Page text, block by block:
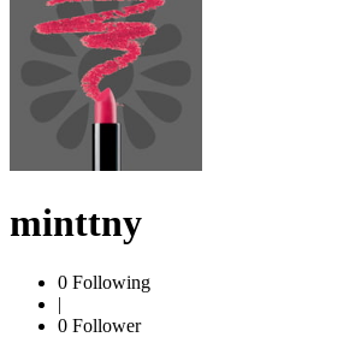
minttny
0 Following
|
0 Follower